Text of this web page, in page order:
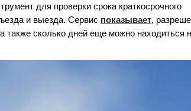
для проверки срока краткосрочного
и выезда. Сервис показывает,
также сколько дней еще можно находиться